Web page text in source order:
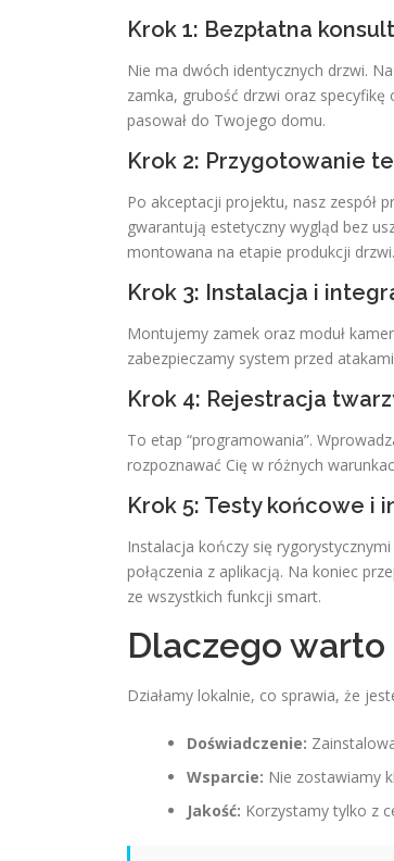
Krok 1: Bezpłatna
Nie ma dwóch identycznych drzwi.
zamka, grubość drzwi oraz
pasował do Twojego domu.
Krok 2: Przygotowanie
Po akceptacji projektu, nasz zespół
gwarantują estetyczny wygląd bez
montowana na etapie produkcji drzwi.
Krok 3: Instalacja i
Montujemy zamek oraz moduł
zabezpieczamy system przed
Krok 4: Rejestracja
To etap “programowania”.
rozpoznawać Cię w różnych
Krok 5: Testy końcowe i
Instalacja kończy się
połączenia z aplikacją. Na koniec
ze wszystkich funkcji smart.
Dlaczego
Działamy lokalnie, co sprawia, że
Doświadczenie:
Wsparcie: Nie zostawiamy
Jakość: Korzystamy tylko z